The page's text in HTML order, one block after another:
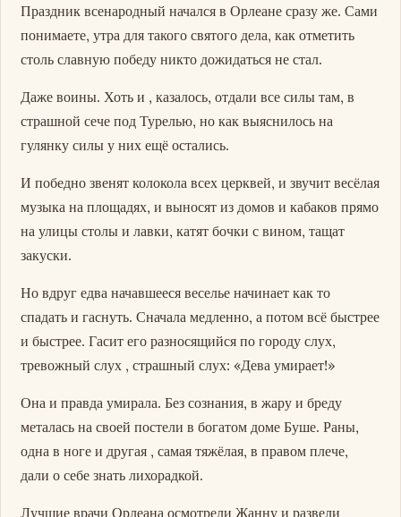
Праздник всенародный начался в Орлеане сразу же. Сами
понимаете, утра для такого святого дела, как отметить
столь славную победу никто дожидаться не стал.
Даже воины. Хоть и , казалось, отдали все силы там, в
страшной сече под Турелью, но как выяснилось на
гулянку силы у них ещё остались.
И победно звенят колокола всех церквей, и звучит весёлая
музыка на площадях, и выносят из домов и кабаков прямо
на улицы столы и лавки, катят бочки с вином, тащат
закуски.
Но вдруг едва начавшееся веселье начинает как то
спадать и гаснуть. Сначала медленно, а потом всё быстрее
и быстрее. Гасит его разносящийся по городу слух,
тревожный слух , страшный слух: «Дева умирает!»
Она и правда умирала. Без сознания, в жару и бреду
металась на своей постели в богатом доме Буше. Раны,
одна в ноге и другая , самая тяжёлая, в правом плече,
дали о себе знать лихорадкой.
Лучшие врачи Орлеана осмотрели Жанну и развели